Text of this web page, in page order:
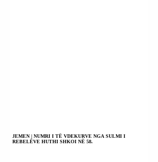
JEMEN | NUMRI I TË VDEKURVE NGA SULMI I
REBELËVE HUTHI SHKOI NË 58.